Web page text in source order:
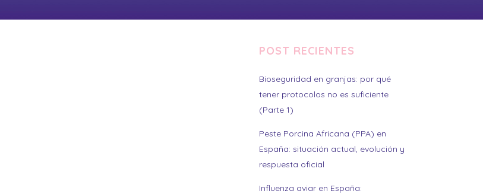
POST RECIENTES
Bioseguridad en granjas: por qué
tener protocolos no es suficiente
(Parte 1)
Peste Porcina Africana (PPA) en
España: situación actual, evolución y
respuesta oficial
Influenza aviar en España: